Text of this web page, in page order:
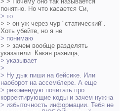
понятно. Но что касается Си,
> то
> > он уж через чур "статический".
Хоть убейте, но я не
> понимаю
> > зачем вообще разделять
указатели. Какая разница,
> указывает
>
> Ну дык пиши на бейсике. Или
наоборот на ассемблере. А еще
> рекомендую почитать про
корректирующие коды и зачем нужна
> избыточность информации. Тебя не